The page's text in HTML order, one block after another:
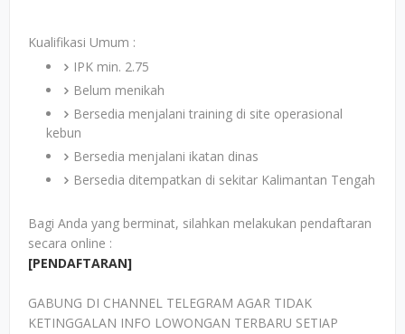
Kualifikasi Umum :
IPK min. 2.75
Belum menikah
Bersedia menjalani training di site operasional
kebun
Bersedia menjalani ikatan dinas
Bersedia ditempatkan di sekitar Kalimantan Tengah
Bagi Anda yang berminat, silahkan melakukan pendaftaran
secara online :
[PENDAFTARAN]
GABUNG DI CHANNEL TELEGRAM AGAR TIDAK
KETINGGALAN INFO LOWONGAN TERBARU SETIAP